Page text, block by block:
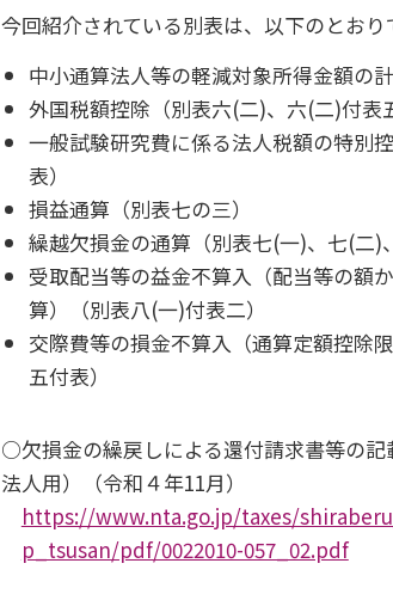
今回紹介されている別表は、以下のとおり
中小通算法人等の軽減対象所得金額の
外国税額控除（別表六(二)、六(二)付表
一般試験研究費に係る法人税額の特別
表）
損益通算（別表七の三）
繰越欠損金の通算（別表七(一)、七(二)
受取配当等の益金不算入（配当等の額
算）（別表八(一)付表二）
交際費等の損金不算入（通算定額控除
五付表）
○欠損金の繰戻しによる還付請求書等の記
法人用）（令和４年11月）
https://www.nta.go.jp/taxes/
p_tsusan/pdf/0022010-057_02.pdf